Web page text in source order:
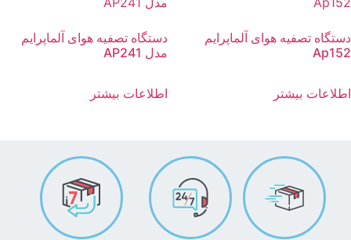
دستگاه تصفیه هوای آلماپرایم
Ap152
اطلاعات بیشتر
دستگاه تصفیه هوای آلماپرایم
مدل AP241
اطلاعات بیشتر